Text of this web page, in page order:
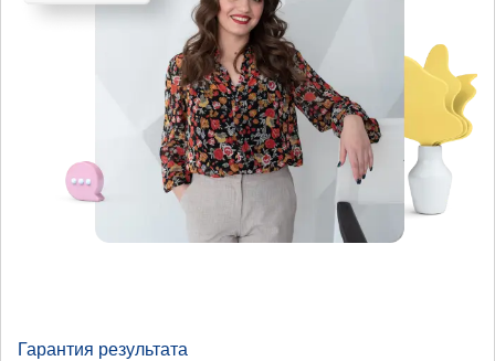
Гарантия результата